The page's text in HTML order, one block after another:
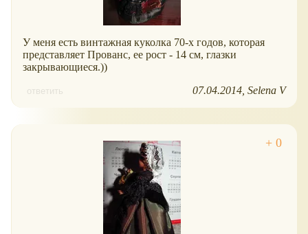
У меня есть винтажная куколка 70-х годов, которая
представляет Прованс, ее рост - 14 см, глазки
закрывающиеся.))
ответить 07.04.2014 Selena V